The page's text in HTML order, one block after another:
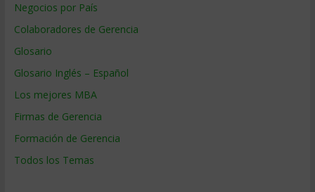
Negocios por País
Colaboradores de Gerencia
Glosario
Glosario Inglés – Español
Los mejores MBA
Firmas de Gerencia
Formación de Gerencia
Todos los Temas